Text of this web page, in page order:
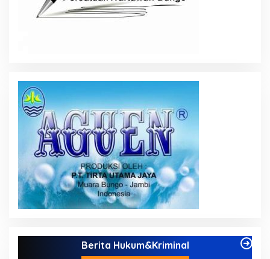
Berita Hukum&Kriminal